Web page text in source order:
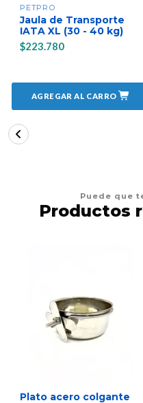
PETPRO
Jaula de Transporte
IATA XL (30 - 40 kg)
$223.780
AGREGAR AL CARRO
Puede que
Productos
Plato acero colgante